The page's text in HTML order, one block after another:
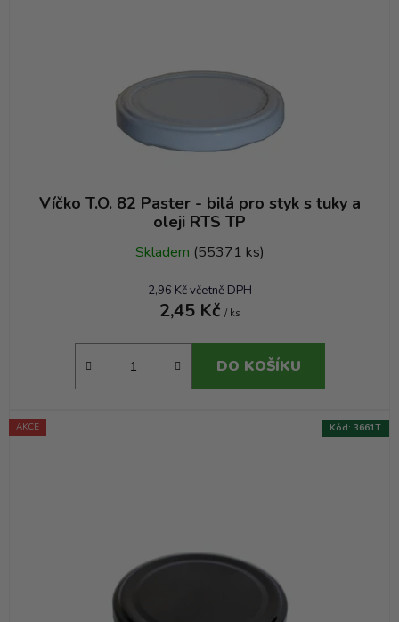
Víčko T.O. 82 Paster - bilá pro styk s tuky a
oleji RTS TP
Skladem (55371 ks)
2,96 Kč včetně DPH
2,45 Kč / ks
DO KOŠÍKU
AKCE Kód: 3661T